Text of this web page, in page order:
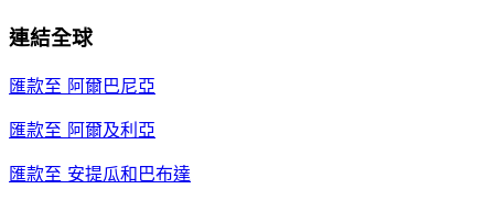
連結全球
匯款至 阿爾巴尼亞
匯款至 阿爾及利亞
匯款至 安提瓜和巴布達